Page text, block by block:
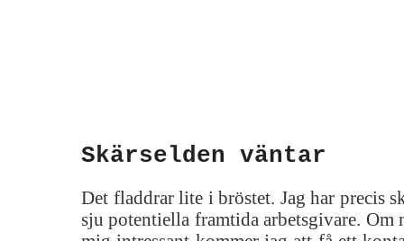
Skärselden väntar
Det fladdrar lite i bröstet. Jag har precis
sju potentiella framtida arbetsgivare. Om